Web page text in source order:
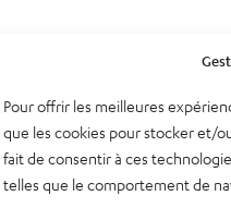
Pour offrir les meilleures
que les cookies pour stocker et/
fait de consentir à ces
telles que le comportement de
Newsletter
Nous contacter